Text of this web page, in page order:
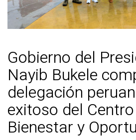
Gobierno del
Nayib Bukele
delegación
exitoso del
Bienestar y